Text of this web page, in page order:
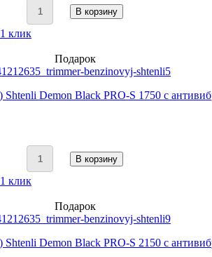
В корзину
клик
Подарок
Shtenli Demon Black PRO-S 1750 с
В корзину
клик
Подарок
Shtenli Demon Black PRO-S 2150 с